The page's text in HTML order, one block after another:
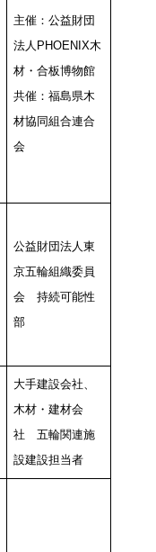
主催：公益財団
法人PHOENIX木
材・合板博物館
共催：福島県木
材協同組合連合
会
公益財団法人東
京五輪組織委員
会 持続可能性
部
大手建設会社、
木材・建材会
社 五輪関連施
設建設担当者